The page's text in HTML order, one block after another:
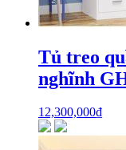
Tủ treo
nghĩnh
12,300,000₫